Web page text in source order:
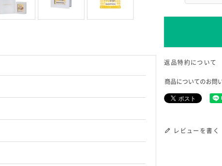
返品特約について
商品についてのお問
レビューを書く